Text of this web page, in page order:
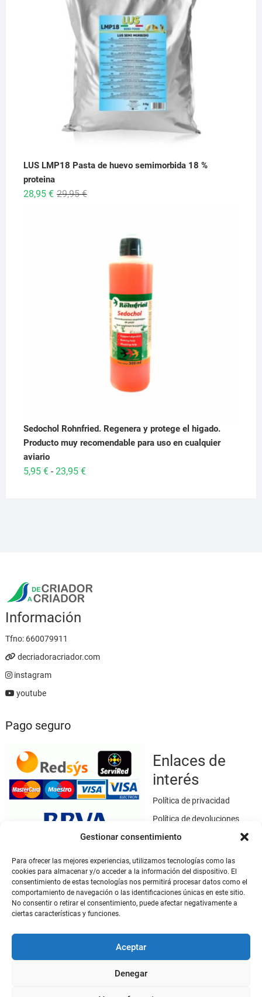
Gestionar consentimiento
Para ofrecer las mejores experiencias, utilizamos tecnologías como las
cookies para almacenar y/o acceder a la información del dispositivo. El
consentimiento de estas tecnologías nos permitirá procesar datos como el
comportamiento de navegación o las identificaciones únicas en este sitio.
No consentir o retirar el consentimiento, puede afectar negativamente a
ciertas características y funciones.
Aceptar
Denegar
26,95 €
LUS LMP18 Pasta de huevo semimorbida 18 %
proteina
29,95€El
28,95 €
El
Sedochol Rohnfried. Regenera y protege el higado.
Producto muy recomendable para uso en cualquier
aviario
5,95 € - 23,95 €Rango
Información
Tfno: 660079911
decriadoracriador.com
instagram
youtube
Pago seguro
Enlaces de
interés
Política de privacidad
Política de devoluciones
Política de cookies
Aviso legal
Este sitio web utiliza SSL / TLS como medio de seguridad para el
cifrado de datos.
Mi cuenta
Mi cuenta